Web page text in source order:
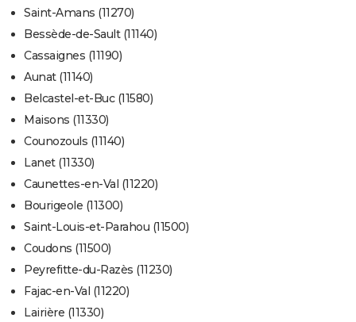
Saint-Amans (11270)
Bessède-de-Sault (11140)
Cassaignes (11190)
Aunat (11140)
Belcastel-et-Buc (11580)
Maisons (11330)
Counozouls (11140)
Lanet (11330)
Caunettes-en-Val (11220)
Bourigeole (11300)
Saint-Louis-et-Parahou (11500)
Coudons (11500)
Peyrefitte-du-Razès (11230)
Fajac-en-Val (11220)
Lairière (11330)